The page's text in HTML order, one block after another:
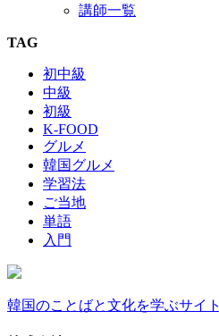
講師一覧
TAG
初中級
中級
初級
K-FOOD
グルメ
韓国グルメ
学習法
ご当地
単語
入門
韓国のことばと文化を学ぶサイト